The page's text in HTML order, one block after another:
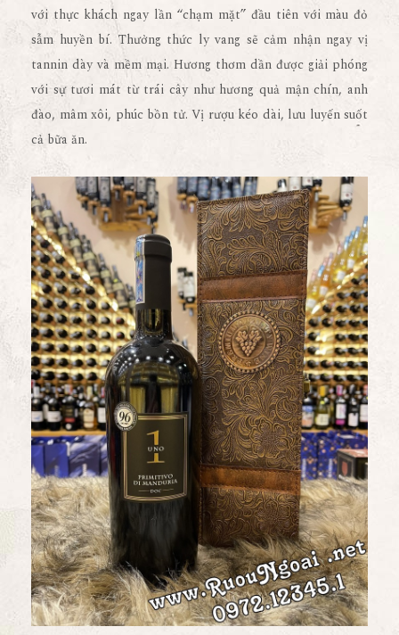
với thực khách ngay lần “chạm mặt” đầu tiên với màu đỏ
sẫm huyền bí. Thưởng thức ly vang sẽ cảm nhận ngay vị
tannin dày và mềm mại. Hương thơm dần được giải phóng
với sự tươi mát từ trái cây như hương quả mận chín, anh
đào, mâm xôi, phúc bồn tử. Vị rượu kéo dài, lưu luyến suốt
cả bữa ăn.